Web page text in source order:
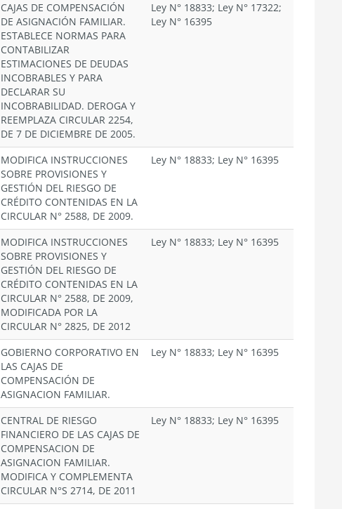
CAJAS DE COMPENSACIÓN
DE ASIGNACIÓN FAMILIAR.
ESTABLECE NORMAS PARA
CONTABILIZAR
ESTIMACIONES DE DEUDAS
INCOBRABLES Y PARA
DECLARAR SU
INCOBRABILIDAD. DEROGA Y
REEMPLAZA CIRCULAR 2254,
DE 7 DE DICIEMBRE DE 2005.
Ley N° 18833; Ley N° 17322;
Ley N° 16395
MODIFICA INSTRUCCIONES
SOBRE PROVISIONES Y
GESTIÓN DEL RIESGO DE
CRÉDITO CONTENIDAS EN LA
CIRCULAR N° 2588, DE 2009.
Ley N° 18833; Ley N° 16395
MODIFICA INSTRUCCIONES
SOBRE PROVISIONES Y
GESTIÓN DEL RIESGO DE
CRÉDITO CONTENIDAS EN LA
CIRCULAR N° 2588, DE 2009,
MODIFICADA POR LA
CIRCULAR N° 2825, DE 2012
Ley N° 18833; Ley N° 16395
GOBIERNO CORPORATIVO EN
LAS CAJAS DE
COMPENSACIÓN DE
ASIGNACION FAMILIAR.
Ley N° 18833; Ley N° 16395
CENTRAL DE RIESGO
FINANCIERO DE LAS CAJAS DE
COMPENSACION DE
ASIGNACION FAMILIAR.
MODIFICA Y COMPLEMENTA
CIRCULAR N°S 2714, DE 2011
Ley N° 18833; Ley N° 16395